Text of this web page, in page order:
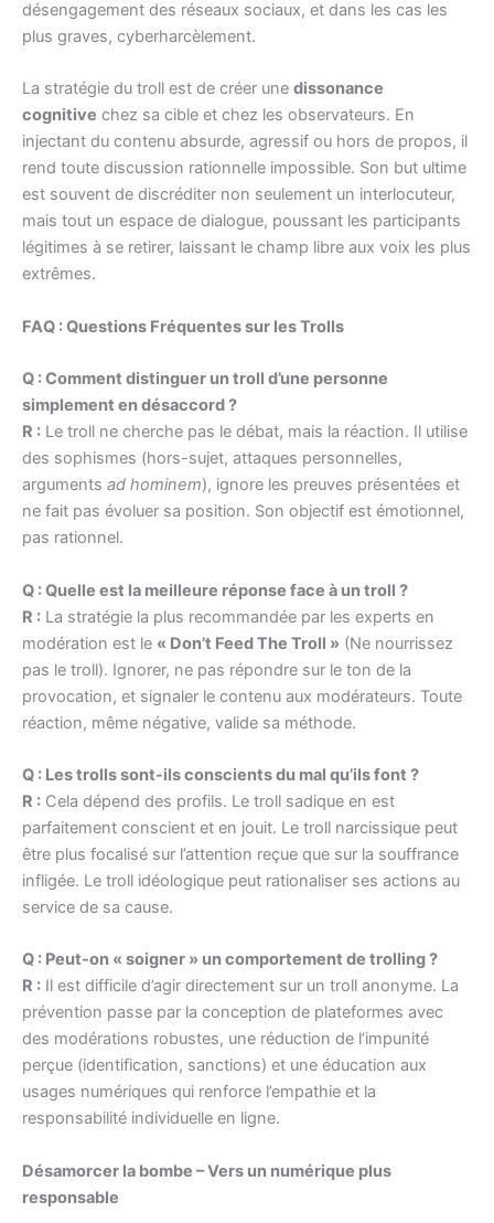
désengagement des réseaux sociaux, et dans les cas les
plus graves, cyberharcèlement.
La stratégie du troll est de créer une dissonance
cognitive chez sa cible et chez les observateurs. En
injectant du contenu absurde, agressif ou hors de propos, il
rend toute discussion rationnelle impossible. Son but ultime
est souvent de discréditer non seulement un interlocuteur,
mais tout un espace de dialogue, poussant les participants
légitimes à se retirer, laissant le champ libre aux voix les plus
extrêmes.
FAQ : Questions Fréquentes sur les Trolls
Q : Comment distinguer un troll d’une personne
simplement en désaccord ?
R : Le troll ne cherche pas le débat, mais la réaction. Il utilise
des sophismes (hors-sujet, attaques personnelles,
arguments ad hominem), ignore les preuves présentées et
ne fait pas évoluer sa position. Son objectif est émotionnel,
pas rationnel.
Q : Quelle est la meilleure réponse face à un troll ?
R : La stratégie la plus recommandée par les experts en
modération est le « Don’t Feed The Troll » (Ne nourrissez
pas le troll). Ignorer, ne pas répondre sur le ton de la
provocation, et signaler le contenu aux modérateurs. Toute
réaction, même négative, valide sa méthode.
Q : Les trolls sont-ils conscients du mal qu’ils font ?
R : Cela dépend des profils. Le troll sadique en est
parfaitement conscient et en jouit. Le troll narcissique peut
être plus focalisé sur l’attention reçue que sur la souffrance
infligée. Le troll idéologique peut rationaliser ses actions au
service de sa cause.
Q : Peut-on « soigner » un comportement de trolling ?
R : Il est difficile d’agir directement sur un troll anonyme. La
prévention passe par la conception de plateformes avec
des modérations robustes, une réduction de l’impunité
perçue (identification, sanctions) et une éducation aux
usages numériques qui renforce l’empathie et la
responsabilité individuelle en ligne.
Désamorcer la bombe – Vers un numérique plus
responsable